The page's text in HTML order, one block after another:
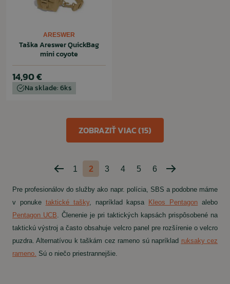
ARESWER
Taška Areswer QuickBag
mini coyote
14,90 €
Na sklade: 6ks
Predchádzajúca
strana
1 2 3 4 5 6
Nasledujúca
strana
ZOBRAZIŤ VIAC (15)
Pre profesionálov do služby ako napr. polícia, SBS a podobne máme
v ponuke taktické tašky, napríklad kapsa Kleos Pentagon alebo
Pentagon UCB. Členenie je pri taktických kapsách prispôsobené na
taktickú výstroj a často obsahuje velcro panel pre rozšírenie o velcro
puzdra. Alternatívou k taškám cez rameno sú napríklad ruksaky cez
rameno. Sú o niečo priestrannejšie.